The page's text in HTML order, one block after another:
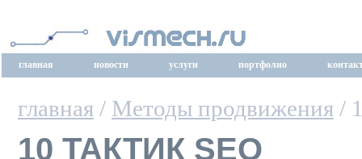
главная новости услуги портфолио
главная / Методы продвижения /
10 ТАКТИК SEO